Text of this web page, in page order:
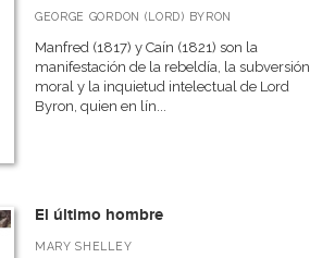
GEORGE GORDON (LORD) BYRON
Manfred (1817) y Caín (1821) son la
manifestación de la rebeldía, la subversión
moral y la inquietud intelectual de Lord
Byron, quien en lín...
El último hombre
MARY SHELLEY